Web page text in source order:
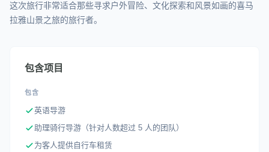
这次旅行非常适合那些寻求户外冒险、文化探索和风景如画的喜马
拉雅山景之旅的旅行者。
包含项目
包含
英语导游
助理骑行导游（针对人数超过 5 人的团队）
为客人提供自行车租赁